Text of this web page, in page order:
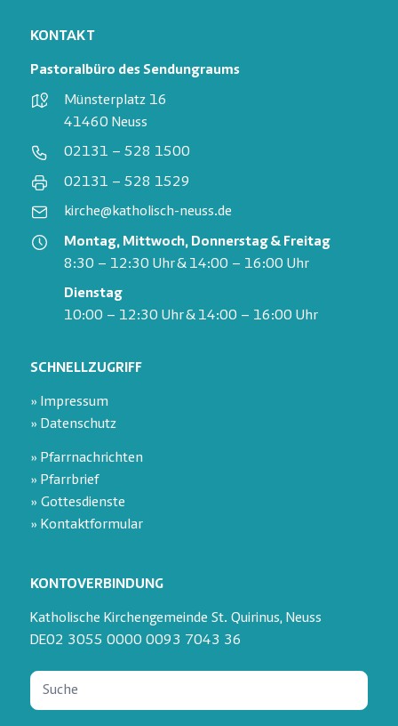
KONTAKT
Pastoralbüro des Sendungraums
Münsterplatz 16
41460 Neuss
02131 – 528 1500
02131 – 528 1529
kirche@katholisch-neuss.de
Montag, Mittwoch, Donnerstag & Freitag
8:30 – 12:30 Uhr & 14:00 – 16:00 Uhr
Dienstag
10:00 – 12:30 Uhr & 14:00 – 16:00 Uhr
SCHNELLZUGRIFF
» Impressum
» Datenschutz
» Pfarrnachrichten
» Pfarrbrief
» Gottesdienste
» Kontaktformular
KONTOVERBINDUNG
Katholische Kirchengemeinde St. Quirinus, Neuss
DE02 3055 0000 0093 7043 36